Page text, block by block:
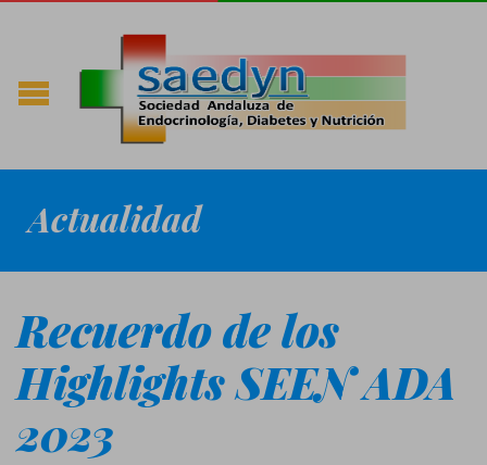
Actualidad
Recuerdo de los
Highlights SEEN ADA
2023